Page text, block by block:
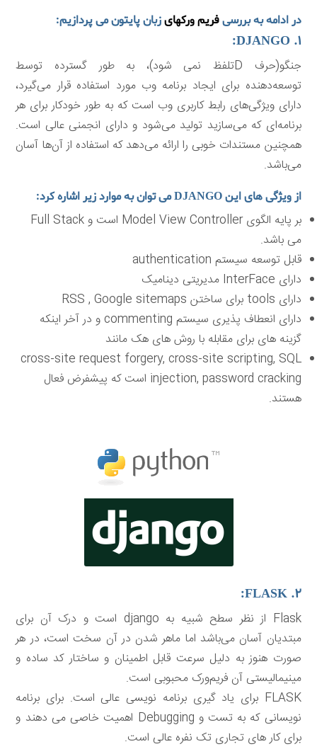
در ادامه به بررسیفریم ورکهایزبان پایتون می پردازیم:
۱. DJANGO:
جنگو(حرف Dتلفظ نمی شود)، به طور گسترده توسط
توسعه‌دهنده برای ایجاد برنامه وب مورد استفاده قرار می‌گیرد،
دارای ویژگی‌های رابط کاربری وب است که به طور خودکار برای هر
برنامه‌ای که می‌سازید تولید می‌شود و دارای انجمنی عالی است.
همچنین مستندات خوبی را ارائه می‌دهد که استفاده از آن‌ها آسان
می‌باشد.
از ویژگی های این DJANGO می توان به موارد زیر اشاره کرد:
بر پایه الگوی Model View Controller است و Full Stack
می باشد.
قابل توسعه سیستم authentication
دارای InterFace مدیریتی دینامیک
دارای tools برای ساختن RSS , Google sitemaps
دارای انعطاف پذیری سیستم commenting و در آخر اینکه
گزینه های برای مقابله با روش های هک مانند
cross-site request forgery, cross-site scripting, SQL
injection, password cracking است که پیشفرض فعال
هستند.
۲. FLASK:
Flask از نظر سطح شبیه به django است و درک آن برای
مبتدیان آسان می‌باشد اما ماهر شدن در آن سخت است، در هر
صورت هنوز به دلیل سرعت قابل اطمینان و ساختار کد ساده و
مینیمالیستی آن فریم‌ورک محبوبی است.
FLASK برای یاد گیری برنامه نویسی عالی است. برای برنامه
نویسانی که به تست و Debugging اهمیت خاصی می دهند و
برای کار های تجاری تک نفره عالی است.